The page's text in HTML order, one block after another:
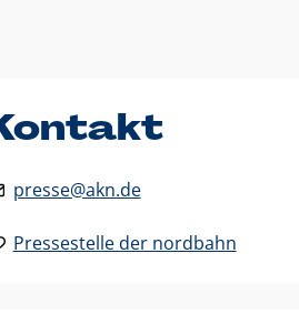
presse@akn.de
Pressestelle der nordbahn